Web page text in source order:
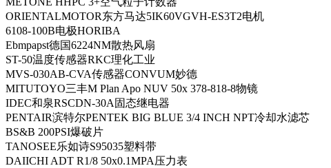
ORIENTALMOTOR东方马达5IK60VGVH-ES3T2电机
6108-100B电极HORIBA
Ebmpapst德国6224NM散热风扇
ST-50温度传感器RKC理化工业
MVS-030AB-CVA传感器CONVUM妙德
MITUTOYO三丰M Plan Apo NUV 50x 378-818-8物镜
IDEC和泉RSCDN-30A固态继电器
PENTAIR滨特尔PENTEK BIG BLUE 3/4 INCH NPT冷却水滤芯
BS&B 200PSI爆破片
TANOSEE乐如诗S95035塑料带
DAIICHI ADT R1/8 50x0.1MPA压力表